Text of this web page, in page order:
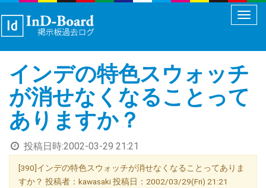
メ
ュ
ー
り
インデの特色スウォッチ
が消せなくなることって
ありますか？
投稿日時:2002-03-29 21:21
[390]インデの特色スウォッチが消せなくなることってありま
すか？ 投稿者：kawasaki 投稿日：2002/03/29(Fri) 21:21